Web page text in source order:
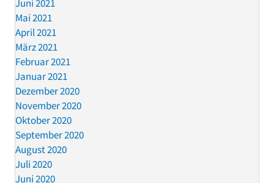
Juni 2021
Mai 2021
April 2021
März 2021
Februar 2021
Januar 2021
Dezember 2020
November 2020
Oktober 2020
September 2020
August 2020
Juli 2020
Juni 2020